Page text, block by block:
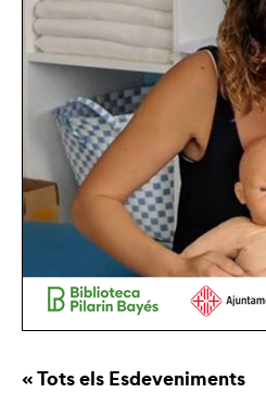
« Tots els Esdeveniments